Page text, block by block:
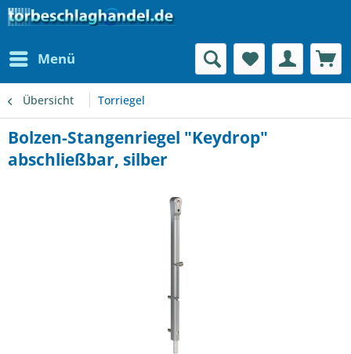
Menü
Übersicht Torriegel
Bolzen-Stangenriegel "Keydrop"
abschließbar, silber